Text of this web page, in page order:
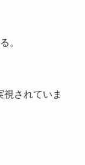
。
されていま